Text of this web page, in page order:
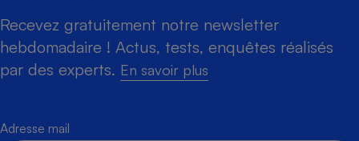
Recevez gratuitement notre newsletter
hebdomadaire ! Actus, tests, enquêtes réalisés
par des experts. En savoir plus
Adresse mail